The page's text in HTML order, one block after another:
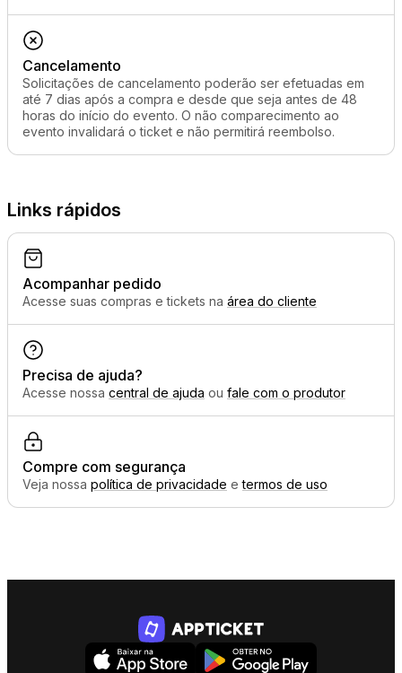
Cancelamento
Solicitações de cancelamento poderão ser efetuadas em
até 7 dias após a compra e desde que seja antes de 48
horas do início do evento. O não comparecimento ao
evento invalidará o ticket e não permitirá reembolso.
Links rápidos
Acompanhar pedido
Acesse suas compras e tickets na área do cliente
Precisa de ajuda?
Acesse nossa central de ajuda ou fale com o produtor
Compre com segurança
Veja nossa política de privacidade etermos de uso